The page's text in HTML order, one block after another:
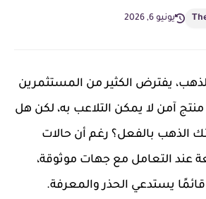
يونيو 6, 2026
يفترض الكثير من المستثمرين
آمن لا يمكن التلاعب به، لكن هل
الذهب بالفعل؟ رغم أن حالات
عند التعامل مع جهات موثوقة،
يستدعي الحذر والمعرفة.